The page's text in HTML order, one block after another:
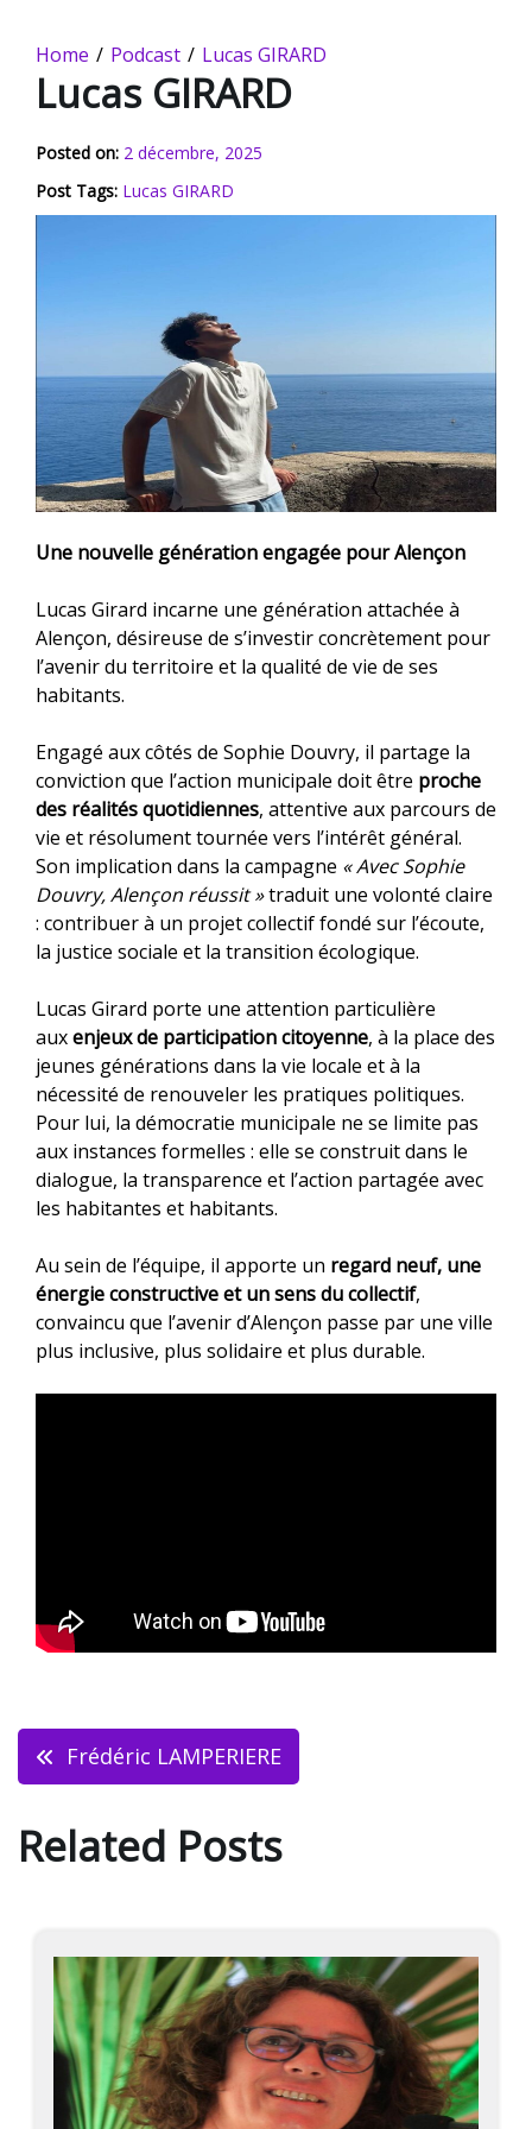
Home Podcast Lucas GIRARD
Lucas GIRARD
Posted on: 2 décembre, 2025
v
h
i
e
D
o
v
y
Post Tags: Lucas GIRARD
Une nouvelle génération engagée pour Alençon
Lucas Girard incarne une génération attachée à
Alençon, désireuse de s’investir concrètement pour
l’avenir du territoire et la qualité de vie de ses
habitants.
Engagé aux côtés de Sophie Douvry, il partage la
conviction que l’action municipale doit être proche
des réalités quotidiennes, attentive aux parcours de
vie et résolument tournée vers l’intérêt général.
Son implication dans la campagne « Avec Sophie
Douvry, Alençon réussit »traduit une volonté claire
: contribuer à un projet collectif fondé sur l’écoute,
la justice sociale et la transition écologique.
Lucas Girard porte une attention particulière
auxenjeux de participation citoyenne, à la place des
jeunes générations dans la vie locale et à la
nécessité de renouveler les pratiques politiques.
Pour lui, la démocratie municipale ne se limite pas
aux instances formelles : elle se construit dans le
dialogue, la transparence et l’action partagée avec
les habitantes et habitants.
Au sein de l’équipe, il apporte un regard neuf, une
énergie constructive et un sens du collectif,
convaincu que l’avenir d’Alençon passe par une ville
plus inclusive, plus solidaire et plus durable.
Navigation
de
l’article
Frédéric LAMPERIERE
Related Posts